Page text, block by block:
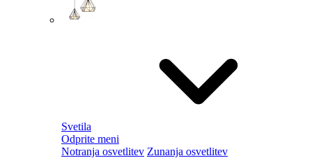
Svetila
Odprite meni
Notranja osvetlitev Zunanja osvetlitev